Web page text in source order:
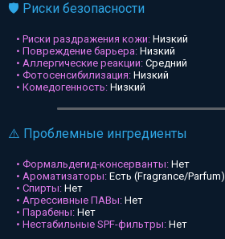
🛡️ Риски безопасности
• Риски раздражения кожи: Низкий
• Повреждение барьера: Низкий
• Аллергические реакции: Средний
• Фотосенсибилизация: Низкий
• Комедогенность: Низкий
⚠️ Проблемные ингредиенты
• Формальдегид-консерванты: Нет
• Ароматизаторы: Есть (Fragrance/Parfum)
• Спирты: Нет
• Агрессивные ПАВы: Нет
• Парабены: Нет
• Нестабильные SPF-фильтры: Нет